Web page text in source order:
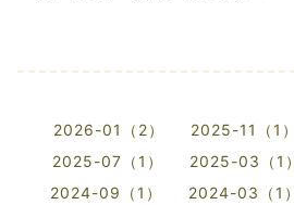
2026-01（2） 2025-11（1）
2025-07（1）
2025-03（1）
2024-09（1）
2024-03（1）